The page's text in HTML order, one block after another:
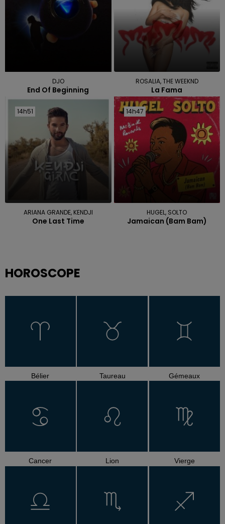
DJO
End Of Beginning
ROSALIA, THE WEEKND
La Fama
14h51
14h51
ARIANA GRANDE, KENDJI
One Last Time
14h47
14h47
HUGEL, SOLTO
Jamaican (bam Bam)
HOROSCOPE
Bélier Taureau Gémeaux
Cancer Lion Vierge